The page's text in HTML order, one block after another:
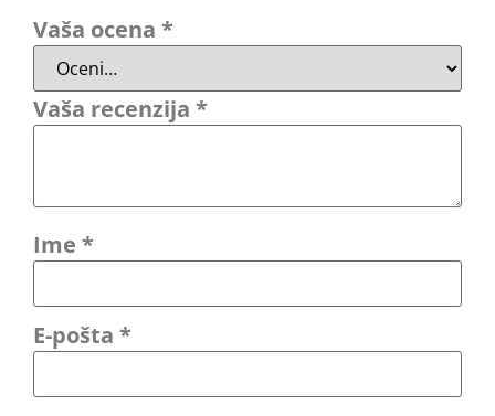
Vaša ocena *
Vaša recenzija *
Ime *
E-pošta *